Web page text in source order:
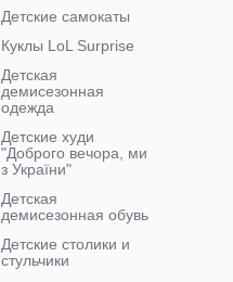
Детские самокаты
Куклы LoL Surprise
Детская
демисезонная
одежда
Детские худи
"Доброго вечора, ми
з України"
Детская
демисезонная обувь
Детские столики и
стульчики